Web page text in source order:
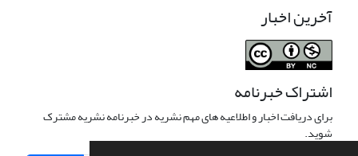
آخرین اخبار
اشتراک خبرنامه
برای دریافت اخبار و اطلاعیه های مهم نشریه در خبرنامه نشریه مشترک
شوید.